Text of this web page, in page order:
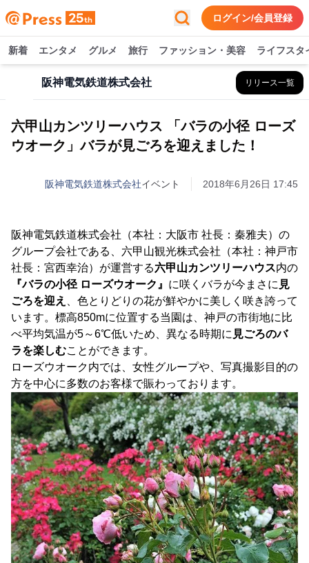
ログイン/会員登録
新着 エンタメ グルメ 旅行 ファッション・美容 ライフスタ
阪神電気鉄道株式会社 リリース一覧
六甲山カンツリーハウス 「バラの小径 ローズ
ウオーク」バラが見ごろを迎えました！
阪神電気鉄道株式会社イベント 2018年6月26日 17:45
阪神電気鉄道株式会社（本社：大阪市 社長：秦雅夫）の
グループ会社である、六甲山観光株式会社（本社：神戸市
社長：宮西幸治）が運営する六甲山カンツリーハウス内の
『バラの小径 ローズウオーク』 に咲くバラが今まさに 見
ごろを迎え
、色とりどりの花が鮮やかに美しく咲き誇って
います。標高850mに位置する当園は、神戸の市街地に比
べ平均気温が5～6℃低いため、異なる時期に 見ごろのバ
ラを楽しむことができます。
ローズウオーク内では、女性グループや、写真撮影目的の
方を中心に多数のお客様で賑わっております。